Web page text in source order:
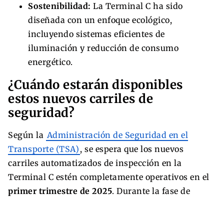
Sostenibilidad: La Terminal C ha sido
diseñada con un enfoque ecológico,
incluyendo sistemas eficientes de
iluminación y reducción de consumo
energético.
¿Cuándo estarán disponibles
estos nuevos carriles de
seguridad?
Según la Administración de Seguridad en el
Transporte (TSA) , se espera que los nuevos
carriles automatizados de inspección en la
Terminal C estén completamente operativos en el
primer trimestre de 2025. Durante la fase de